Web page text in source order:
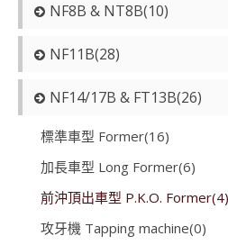
NF8B & NT8B(10)
NF11B(28)
NF14/17B & FT13B(26)
標準車型 Former(16)
加長車型 Long Former(6)
前沖頂出車型 P.K.O. Former(4)
攻牙機 Tapping machine(0)